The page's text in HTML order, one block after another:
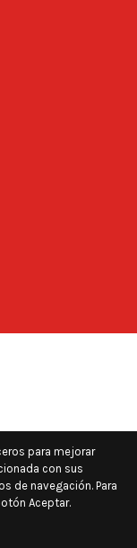
para mejorar
con sus
de navegación. Para
Aceptar.